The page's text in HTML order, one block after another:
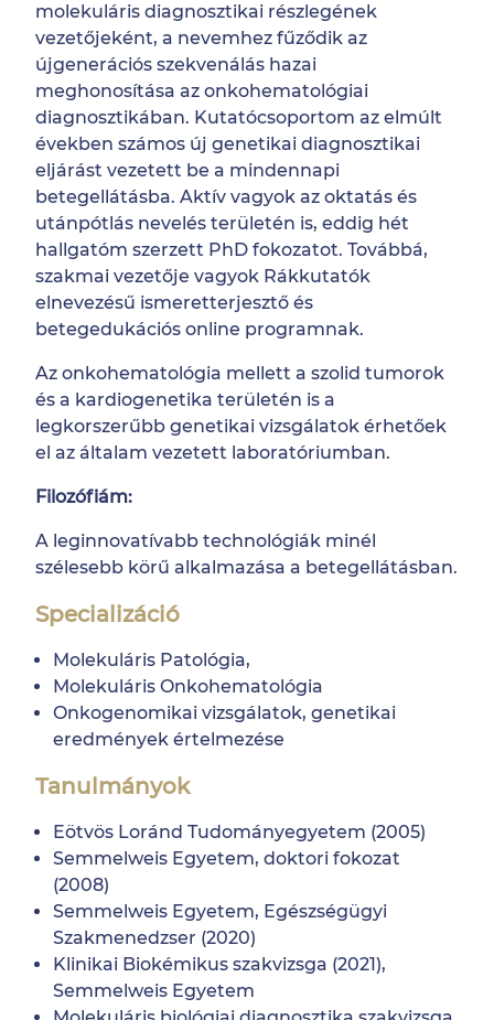
molekuláris diagnosztikai részlegének
vezetőjeként, a nevemhez fűződik az
újgenerációs szekvenálás hazai
meghonosítása az onkohematológiai
diagnosztikában. Kutatócsoportom az elmúlt
években számos új genetikai diagnosztikai
eljárást vezetett be a mindennapi
betegellátásba. Aktív vagyok az oktatás és
utánpótlás nevelés területén is, eddig hét
hallgatóm szerzett PhD fokozatot. Továbbá,
szakmai vezetője vagyok Rákkutatók
elnevezésű ismeretterjesztő és
betegedukációs online programnak.
Az onkohematológia mellett a szolid tumorok
és a kardiogenetika területén is a
legkorszerűbb genetikai vizsgálatok érhetőek
el az általam vezetett laboratóriumban.
Filozófiám:
A leginnovatívabb technológiák minél
szélesebb körű alkalmazása a betegellátásban.
Specializáció
Molekuláris Patológia,
Molekuláris Onkohematológia
Onkogenomikai vizsgálatok, genetikai
eredmények értelmezése
Tanulmányok
Eötvös Loránd Tudományegyetem (2005)
Semmelweis Egyetem, doktori fokozat
(2008)
Semmelweis Egyetem, Egészségügyi
Szakmenedzser (2020)
Klinikai Biokémikus szakvizsga (2021),
Semmelweis Egyetem